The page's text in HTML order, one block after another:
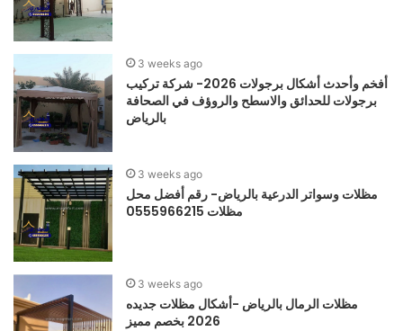
3 weeks ago
أفخم وأحدث أشكال برجولات 2026- شركة تركيب
برجولات للحدائق والاسطح والروؤف في الصحافة
بالرياض
3 weeks ago
مظلات وسواتر الدرعية بالرياض- رقم أفضل محل
مظلات 0555966215
3 weeks ago
مظلات الرمال بالرياض -أشكال مظلات جديده
2026 بخصم مميز